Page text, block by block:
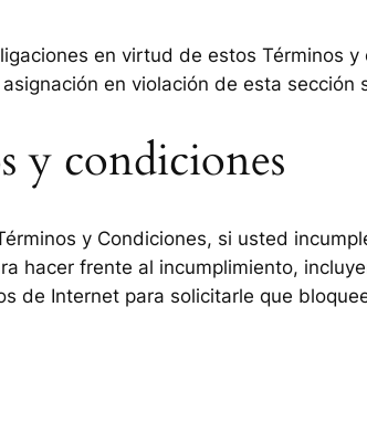
en virtud de estos Términos
en violación de esta sección
y condiciones
y Condiciones, si usted
hacer frente al incumplimiento,
de Internet para solicitarle que